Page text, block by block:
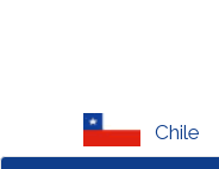
Chile